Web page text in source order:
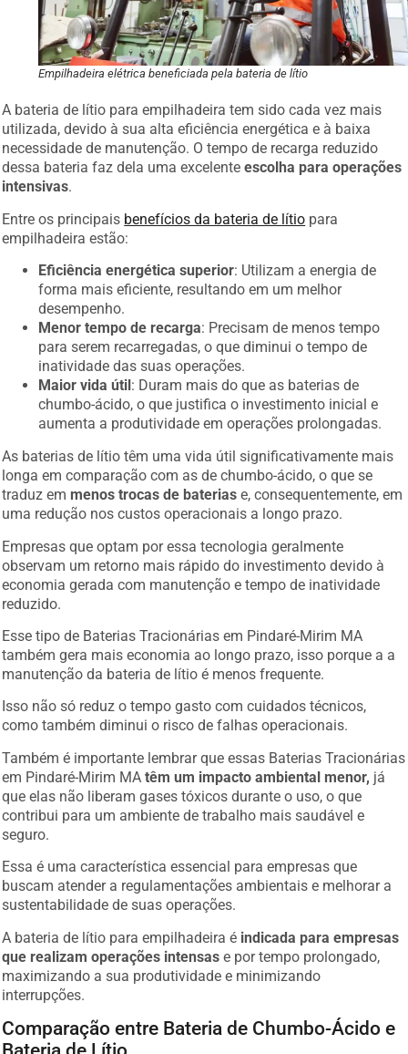
Empilhadeira elétrica beneficiada pela bateria de lítio
A bateria de lítio para empilhadeira tem sido cada vez mais
utilizada, devido à sua alta eficiência energética e à baixa
necessidade de manutenção. O tempo de recarga reduzido
dessa bateria faz dela uma excelenteescolha para operações
intensivas.
Entre os principais benefícios da bateria de lítio para
empilhadeira estão:
Eficiência energética superior: Utilizam a energia de
forma mais eficiente, resultando em um melhor
desempenho.
Menor tempo de recarga: Precisam de menos tempo
para serem recarregadas, o que diminui o tempo de
inatividade das suas operações.
Maior vida útil : Duram mais do que as baterias de
chumbo-ácido, o que justifica o investimento inicial e
aumenta a produtividade em operações prolongadas.
As baterias de lítio têm uma vida útil significativamente mais
longa em comparação com as de chumbo-ácido, o que se
traduz em menos trocas de baterias e, consequentemente, em
uma redução nos custos operacionais a longo prazo.
Empresas que optam por essa tecnologia geralmente
observam um retorno mais rápido do investimento devido à
economia gerada com manutenção e tempo de inatividade
reduzido.
Esse tipo de Baterias Tracionárias em Pindaré-Mirim MA
também gera mais economia ao longo prazo, isso porque a a
manutenção da bateria de lítio é menos frequente.
Isso não só reduz o tempo gasto com cuidados técnicos,
como também diminui o risco de falhas operacionais.
Também é importante lembrar que essas Baterias Tracionárias
em Pindaré-Mirim MAtêm um impacto ambiental menor, já
que elas não liberam gases tóxicos durante o uso, o que
contribui para um ambiente de trabalho mais saudável e
seguro.
Essa é uma característica essencial para empresas que
buscam atender a regulamentações ambientais e melhorar a
sustentabilidade de suas operações.
A bateria de lítio para empilhadeira é indicada para empresas
que realizam operações intensas e por tempo prolongado,
maximizando a sua produtividade e minimizando
interrupções.
Comparação entre Bateria de Chumbo-Ácido e